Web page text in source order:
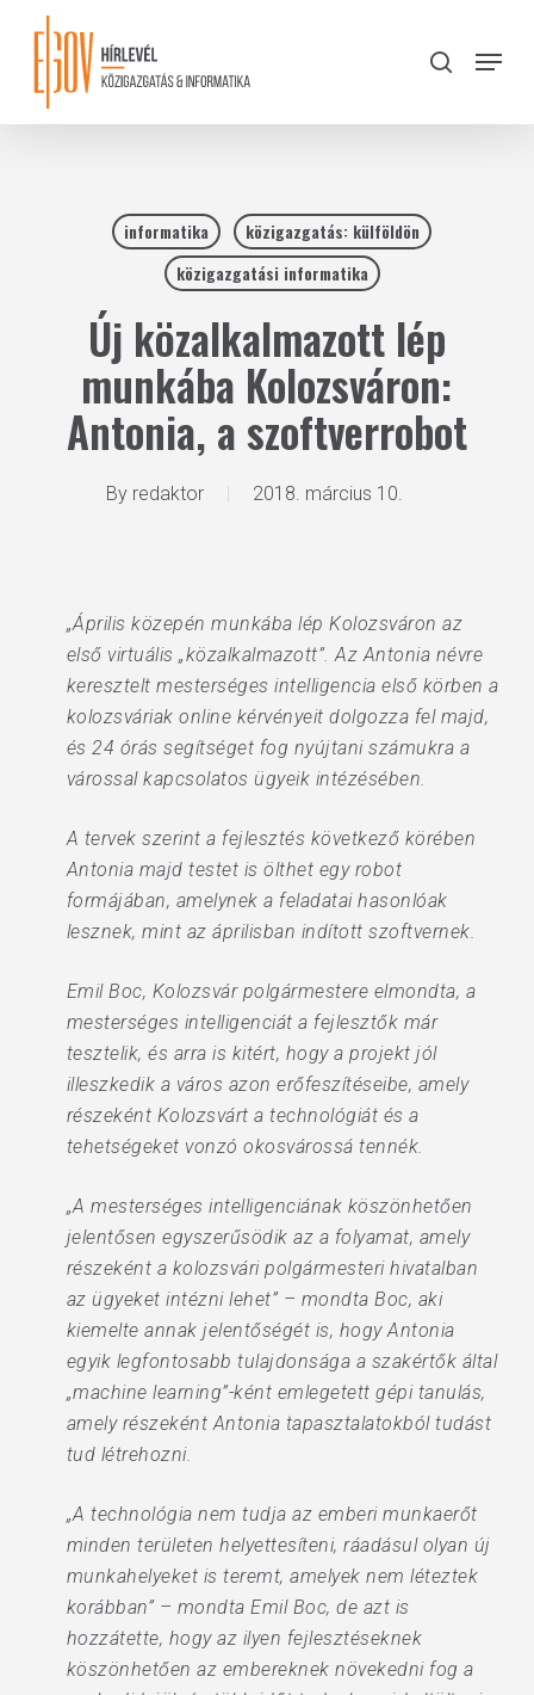
content
search
Menu
informatika
közigazgatás: külföldön
közigazgatási informatika
Új közalkalmazott lép
munkába Kolozsváron:
Antonia, a szoftverrobot
By redaktor 2018. március 10.
„Április közepén munkába lép Kolozsváron az
első virtuális „közalkalmazott”. Az Antonia névre
keresztelt mesterséges intelligencia első körben a
kolozsváriak online kérvényeit dolgozza fel majd,
és 24 órás segítséget fog nyújtani számukra a
várossal kapcsolatos ügyeik intézésében.
A tervek szerint a fejlesztés következő körében
Antonia majd testet is ölthet egy robot
formájában, amelynek a feladatai hasonlóak
lesznek, mint az áprilisban indított szoftvernek.
Emil Boc, Kolozsvár polgármestere elmondta, a
mesterséges intelligenciát a fejlesztők már
tesztelik, és arra is kitért, hogy a projekt jól
illeszkedik a város azon erőfeszítéseibe, amely
részeként Kolozsvárt a technológiát és a
tehetségeket vonzó okosvárossá tennék.
„A mesterséges intelligenciának köszönhetően
jelentősen egyszerűsödik az a folyamat, amely
részeként a kolozsvári polgármesteri hivatalban
az ügyeket intézni lehet” – mondta Boc, aki
kiemelte annak jelentőségét is, hogy Antonia
egyik legfontosabb tulajdonsága a szakértők által
„machine learning”-ként emlegetett gépi tanulás,
amely részeként Antonia tapasztalatokból tudást
tud létrehozni.
„A technológia nem tudja az emberi munkaerőt
minden területen helyettesíteni, ráadásul olyan új
munkahelyeket is teremt, amelyek nem léteztek
korábban” – mondta Emil Boc, de azt is
hozzátette, hogy az ilyen fejlesztéseknek
köszönhetően az embereknek növekedni fog a
Close